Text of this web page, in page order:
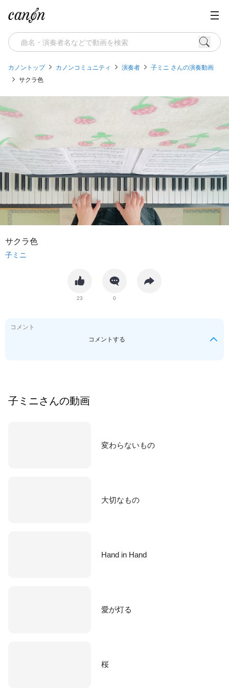
カノントップ カノンコミュニティ 演奏者
子ミニ さんの演奏動画
サクラ色
サクラ色
子ミニ
23 0
コメント
コメントする
子ミニさんの動画
変わらないもの
大切なもの
Hand in Hand
愛が灯る
桜